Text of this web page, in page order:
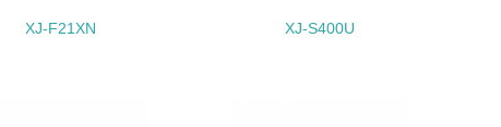
XJ-F21XN XJ-S400U